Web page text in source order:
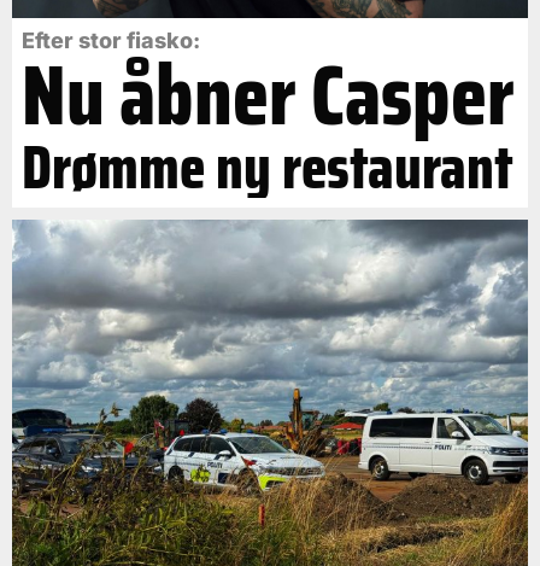
Efter stor fiasko:
Nu åbner Casper
Drømme ny restaurant